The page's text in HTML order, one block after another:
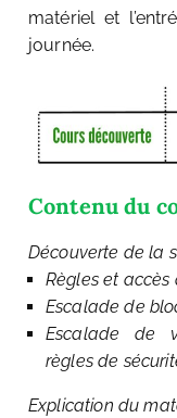
matériel et
journée.
Contenu du
Découverte de la
Règles et accès
Escalade de
Escalade de
règles de
Explication du